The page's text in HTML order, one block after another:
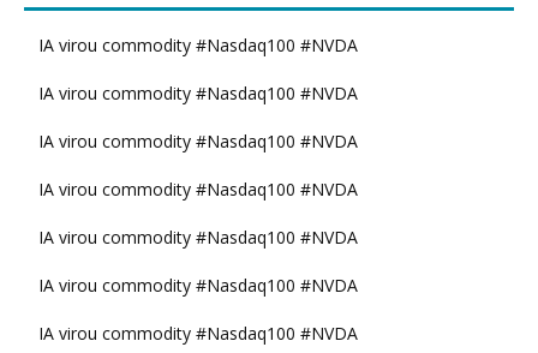
IA virou commodity #Nasdaq100 #NVDA
IA virou commodity #Nasdaq100 #NVDA
IA virou commodity #Nasdaq100 #NVDA
IA virou commodity #Nasdaq100 #NVDA
IA virou commodity #Nasdaq100 #NVDA
IA virou commodity #Nasdaq100 #NVDA
IA virou commodity #Nasdaq100 #NVDA